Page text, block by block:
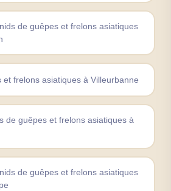
de guêpes et frelons asiatiques
et frelons asiatiques à Villeurbanne
de guêpes et frelons asiatiques à
de guêpes et frelons asiatiques